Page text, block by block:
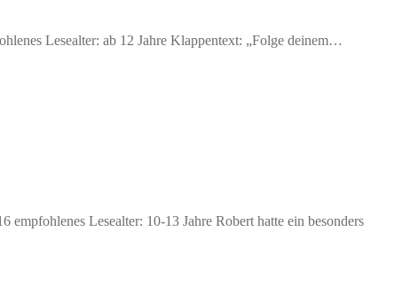
Lesealter: ab 12 Jahre Klappentext: „Folge deinem…
Lesealter: 10-13 Jahre Robert hatte ein besonders